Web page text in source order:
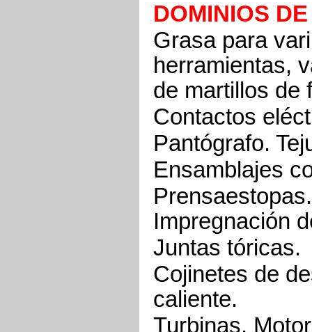
DOMINIOS
Grasa para
herramientas,
de martillos de
Contactos
Pantógrafo.
Ensamblajes
Impregnación
Juntas tóricas.
Cojinetes de
caliente.
Turbinas.